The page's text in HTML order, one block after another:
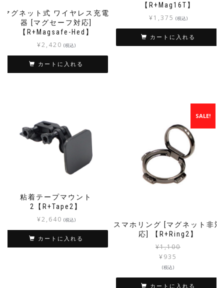
マグネット式 ワイヤレス充電
器 [マグセーフ対応]
【R+Magsafe-Hed】
¥2,420 (税込)
カートに入れる
【R+Mag16T】
¥1,375 (税込)
カートに入れる
粘着テープマウント
2【R+Tape2】
¥2,640 (税込)
カートに入れる
スマホリング [マグネット非対
応] 【R+Ring2】
SALE!
¥1,100
¥935
(税込)
カートに入れる